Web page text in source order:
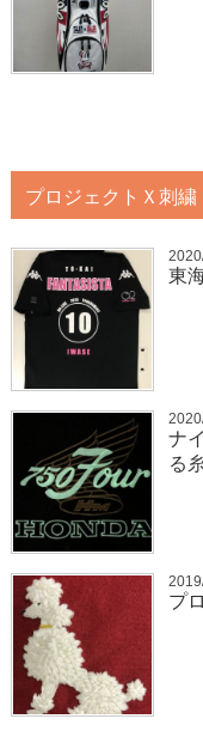
プロジェクトＸ刺繍
東
ナ
る
プ